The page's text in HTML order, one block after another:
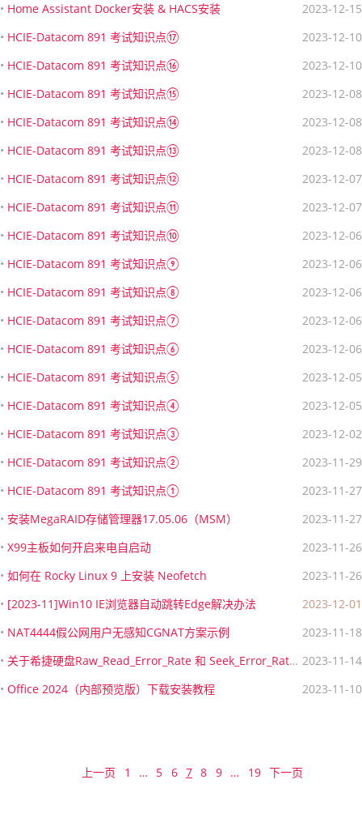
• Home Assistant Docker安装 & HACS安装
2023-12-15
• HCIE-Datacom 891 考试知识点⑰
2023-12-10
• HCIE-Datacom 891 考试知识点⑯
2023-12-10
• HCIE-Datacom 891 考试知识点⑮
2023-12-08
• HCIE-Datacom 891 考试知识点⑭
2023-12-08
• HCIE-Datacom 891 考试知识点⑬
2023-12-08
• HCIE-Datacom 891 考试知识点⑫
2023-12-07
• HCIE-Datacom 891 考试知识点⑪
2023-12-07
• HCIE-Datacom 891 考试知识点⑩
2023-12-06
• HCIE-Datacom 891 考试知识点⑨
2023-12-06
• HCIE-Datacom 891 考试知识点⑧
2023-12-06
• HCIE-Datacom 891 考试知识点⑦
2023-12-06
• HCIE-Datacom 891 考试知识点⑥
2023-12-06
• HCIE-Datacom 891 考试知识点⑤
2023-12-05
• HCIE-Datacom 891 考试知识点④
2023-12-05
• HCIE-Datacom 891 考试知识点③
2023-12-02
• HCIE-Datacom 891 考试知识点②
2023-11-29
• HCIE-Datacom 891 考试知识点①
2023-11-27
• 安装MegaRAID存储管理器17.05.06（MSM）
2023-11-27
• X99主板如何开启来电自启动
2023-11-26
• 如何在 Rocky Linux 9 上安装 Neofetch
2023-11-26
• [2023-11]Win10 IE浏览器自动跳转Edge解决办法
2023-12-01
• NAT4444假公网用户无感知CGNAT方案示例
2023-11-18
• 关于希捷硬盘Raw_Read_Error_Rate 和 Seek_Error_Rate 的数值都是异常的高的问题
2023-11-14
• Office 2024（内部预览版）下载安装教程 2023-11-10
上一页 1 … 5 6 7 8 9 … 19 下一页